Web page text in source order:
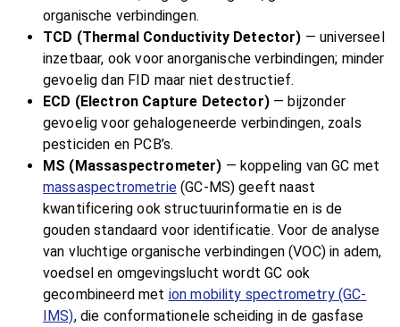
organische verbindingen.
TCD (Thermal Conductivity Detector) — universeel
inzetbaar, ook voor anorganische verbindingen; minder
gevoelig dan FID maar niet destructief.
ECD (Electron Capture Detector)— bijzonder
gevoelig voor gehalogeneerde verbindingen, zoals
pesticiden en PCB’s.
MS (Massaspectrometer) — koppeling van GC met
massaspectrometrie(GC-MS) geeft naast
kwantificering ook structuurinformatie en is de
gouden standaard voor identificatie. Voor de analyse
van vluchtige organische verbindingen (VOC) in adem,
voedsel en omgevingslucht wordt GC ook
gecombineerd met ion mobility spectrometry (GC-
IMS), die conformationele scheiding in de gasfase